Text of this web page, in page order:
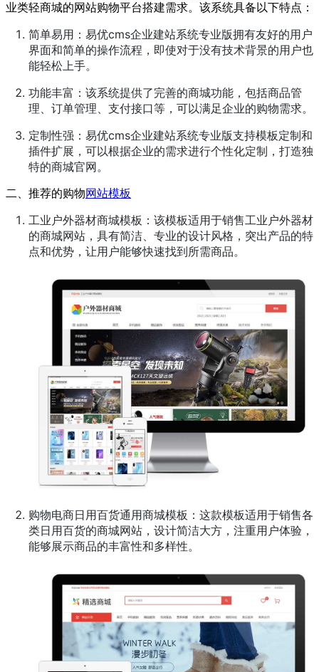
业类轻商城的网站购物平台搭建需求。该系统具备以下特点：
简单易用：易优cms企业建站系统专业版拥有友好的用户
界面和简单的操作流程，即使对于没有技术背景的用户也
能轻松上手。
功能丰富：该系统提供了完善的商城功能，包括商品管
理、订单管理、支付接口等，可以满足企业的购物需求。
定制性强：易优cms企业建站系统专业版支持模板定制和
插件扩展，可以根据企业的需求进行个性化定制，打造独
特的商城官网。
二、推荐的购物网站模板
工业户外器材商城模板：该模板适用于销售工业户外器材
的商城网站，具有简洁、专业的设计风格，突出产品的特
点和优势，让用户能够快速找到所需商品。
购物电商日用百货通用商城模板：这款模板适用于销售各
类日用百货的商城网站，设计简洁大方，注重用户体验，
能够展示商品的丰富性和多样性。